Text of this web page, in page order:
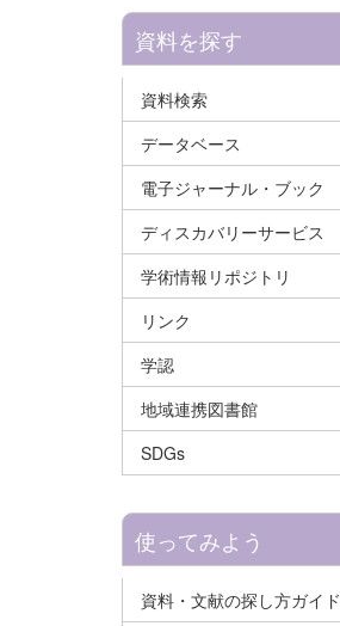
資料を探す
資料検索
データベース
電子ジャーナル・ブック
ディスカバリーサービス
学術情報リポジトリ
リンク
学認
地域連携図書館
SDGs
使ってみよう
資料・文献の探し方ガイド